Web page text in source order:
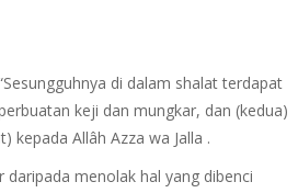
di dalam shalat terdapat
keji dan mungkar, dan (kedua)
kepada Allâh Azza wa Jalla .
menolak hal yang dibenci